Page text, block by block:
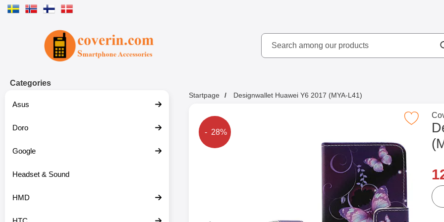
Search
Search among our
Categories
Asus
Doro
Google
Headset & Sound
HMD
Startpage Designwallet Huawei Y6 2017 (MYA-L41)
Mark designwallet Huawei Y6 2017
The price is reduced by
- 28%
Go